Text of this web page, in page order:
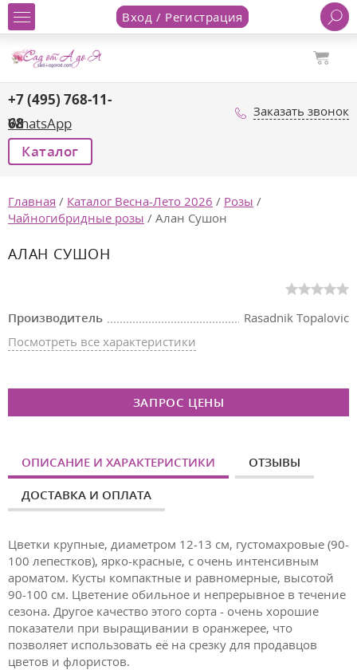
Вход / Регистрация
+7 (495) 768-11-
68
WhatsApp
Заказать звонок
Каталог
Главная / Каталог Весна-Лето 2026 / Розы /
Чайногибридные розы / Алан Сушон
АЛАН СУШОН
Производитель
Rasadnik Topalovic
Посмотреть все характеристики
ЗАПРОС ЦЕНЫ
ОПИСАНИЕ И ХАРАКТЕРИСТИКИ ОТЗЫВЫ
ДОСТАВКА И ОПЛАТА
Цветки крупные, диаметром 12-13 см, густомахровые (90-
100 лепестков), ярко-красные, с очень интенсивным
ароматом. Кусты компактные и равномерные, высотой
90-100 см. Цветение обильное и непрерывное в течение
сезона. Другое качество этого сорта - очень хорошие
показатели при выращивании в оранжерее, что
позволяет использовать её на срезку для продавцов
цветов и флористов.